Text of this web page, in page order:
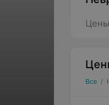
Цены
Все /